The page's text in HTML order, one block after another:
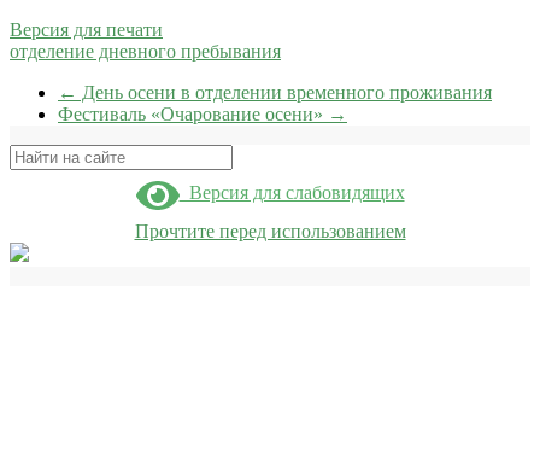
Версия для печати
отделение дневного пребывания
← День осени в отделении временного проживания
Фестиваль «Очарование осени» →
Поиск
Версия для слабовидящих
Прочтите перед использованием